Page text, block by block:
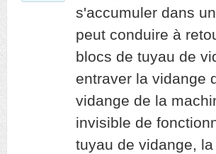
s'accumuler dans
peut conduire à
blocs de tuyau de
entraver la vidange
vidange de la
invisible de
tuyau de vidange,